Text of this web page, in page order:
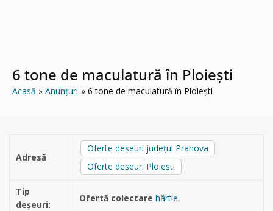
6 tone de maculatură în Ploiești
Acasă Anunțuri 6 tone de maculatură în Ploiești
Adresă
Oferte deșeuri județul Prahova
Oferte deșeuri Ploiești
Tip
deșeuri:
Ofertă colectare hârtie,